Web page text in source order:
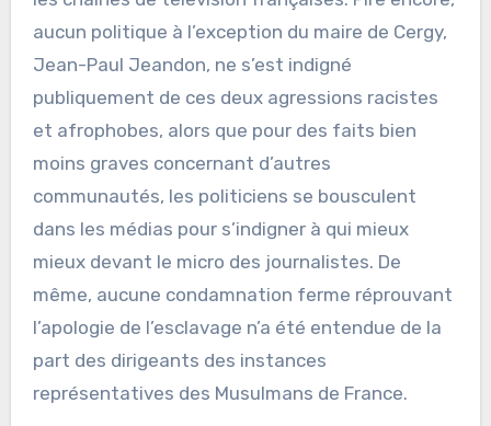
aucun politique à l’exception du maire de Cergy,
Jean-Paul Jeandon, ne s’est indigné
publiquement de ces deux agressions racistes
et afrophobes, alors que pour des faits bien
moins graves concernant d’autres
communautés, les politiciens se bousculent
dans les médias pour s’indigner à qui mieux
mieux devant le micro des journalistes. De
même, aucune condamnation ferme réprouvant
l’apologie de l’esclavage n’a été entendue de la
part des dirigeants des instances
représentatives des Musulmans de France.